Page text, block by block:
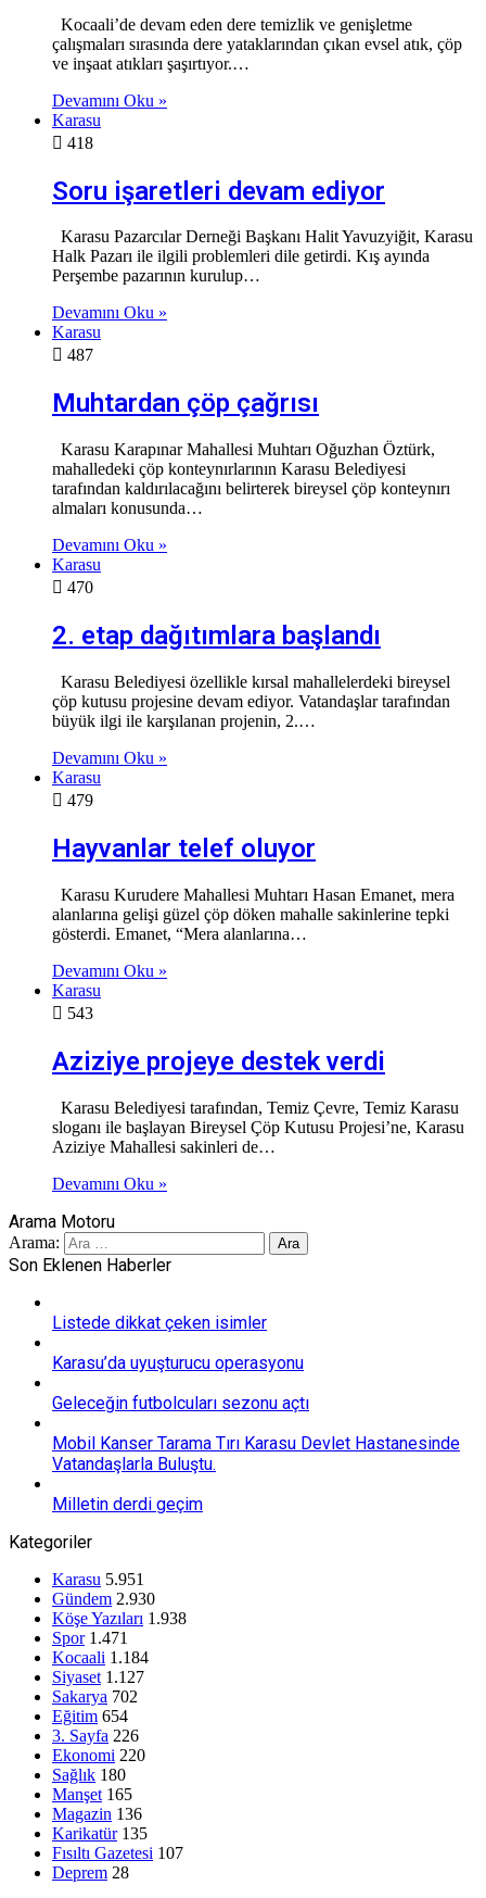
Kocaali’de devam eden dere temizlik ve genişletme
çalışmaları sırasında dere yataklarından çıkan evsel atık, çöp
ve inşaat atıkları şaşırtıyor.…
Devamını Oku »
Karasu
418
Soru işaretleri devam ediyor
Karasu Pazarcılar Derneği Başkanı Halit Yavuzyiğit, Karasu
Halk Pazarı ile ilgili problemleri dile getirdi. Kış ayında
Perşembe pazarının kurulup…
Devamını Oku »
Karasu
487
Muhtardan çöp çağrısı
Karasu Karapınar Mahallesi Muhtarı Oğuzhan Öztürk,
mahalledeki çöp konteynırlarının Karasu Belediyesi
tarafından kaldırılacağını belirterek bireysel çöp konteynırı
almaları konusunda…
Devamını Oku »
Karasu
470
2. etap dağıtımlara başlandı
Karasu Belediyesi özellikle kırsal mahallelerdeki bireysel
çöp kutusu projesine devam ediyor. Vatandaşlar tarafından
büyük ilgi ile karşılanan projenin, 2.…
Devamını Oku »
Karasu
479
Hayvanlar telef oluyor
Karasu Kurudere Mahallesi Muhtarı Hasan Emanet, mera
alanlarına gelişi güzel çöp döken mahalle sakinlerine tepki
gösterdi. Emanet, “Mera alanlarına…
Devamını Oku »
Karasu
543
Aziziye projeye destek verdi
Karasu Belediyesi tarafından, Temiz Çevre, Temiz Karasu
sloganı ile başlayan Bireysel Çöp Kutusu Projesi’ne, Karasu
Aziziye Mahallesi sakinleri de…
Devamını Oku »
Arama Motoru
Arama:
Son Eklenen Haberler
Listede dikkat çeken isimler
Karasu’da uyuşturucu operasyonu
Geleceğin futbolcuları sezonu açtı
Mobil Kanser Tarama Tırı Karasu Devlet Hastanesinde
Vatandaşlarla Buluştu.
Milletin derdi geçim
Kategoriler
Karasu 5.951
Gündem 2.930
Köşe Yazıları 1.938
Spor 1.471
Kocaali 1.184
Siyaset 1.127
Sakarya 702
Eğitim 654
3. Sayfa 226
Ekonomi 220
Sağlık 180
Manşet 165
Magazin 136
Karikatür 135
Fısıltı Gazetesi 107
Deprem 28